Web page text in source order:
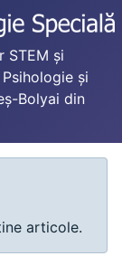
STEM și
și
Bolyai din
articole.